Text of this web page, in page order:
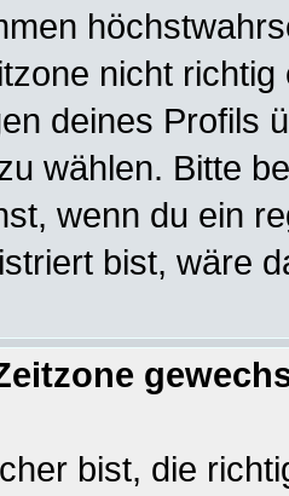
nicht
deines Profils
wählen. Bitte
wenn du ein
bist, wäre
bist, die